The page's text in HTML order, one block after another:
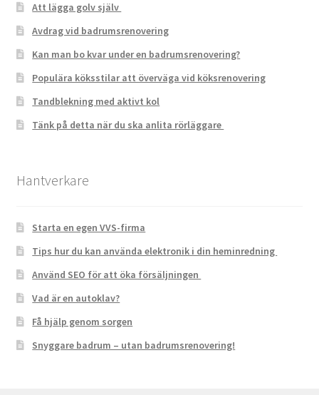
Att lägga golv själv
Avdrag vid badrumsrenovering
Kan man bo kvar under en badrumsrenovering?
Populära köksstilar att överväga vid köksrenovering
Tandblekning med aktivt kol
Tänk på detta när du ska anlita rörläggare
Hantverkare
Starta en egen VVS-firma
Tips hur du kan använda elektronik i din heminredning
Använd SEO för att öka försäljningen
Vad är en autoklav?
Få hjälp genom sorgen
Snyggare badrum – utan badrumsrenovering!